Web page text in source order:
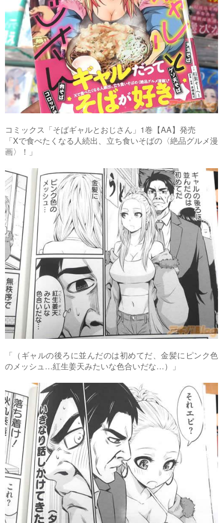
コミックス「そばギャルとおじさん」1巻【AA】発売
「Xで食べたくなる人続出、立ち食いそばの〈絶品グルメ漫
画〉！」
「（ギャルの後ろに並んだのは初めてだ、金髪にピンク色
のメッシュ…紅生姜天みたいな色合いだな…）」